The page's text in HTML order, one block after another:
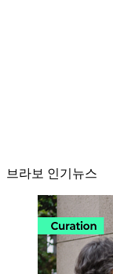
브라보 인기뉴스